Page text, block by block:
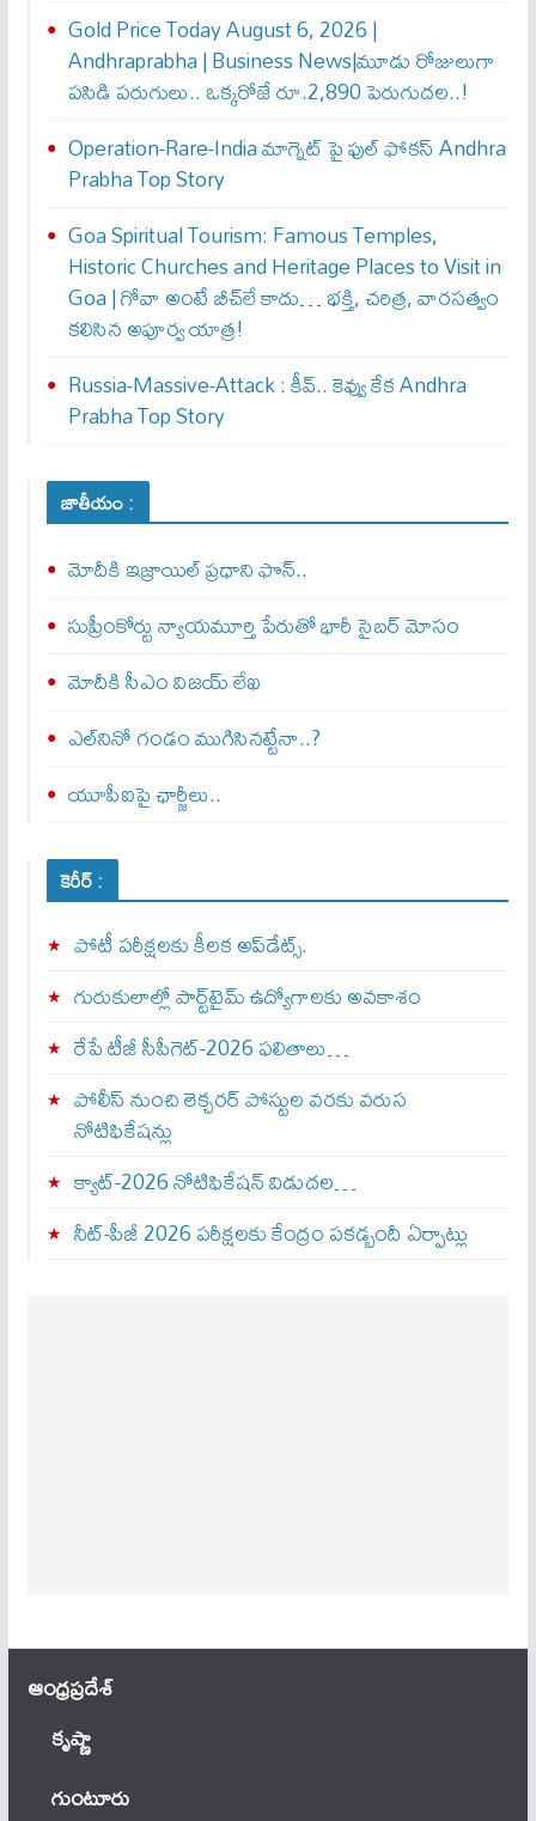
Gold Price Today August 6, 2026 |
Andhraprabha | Business News|మూడు రోజులుగా
పసిడి పరుగులు.. ఒక్కరోజే రూ.2,890 పెరుగుద‌ల‌..!
Operation-Rare-India మాగ్నెట్ పై ఫుల్ ఫోక‌స్ Andhra
Prabha Top Story
Goa Spiritual Tourism: Famous Temples,
Historic Churches and Heritage Places to Visit in
Goa | గోవా అంటే బీచ్‌లే కాదు… భక్తి, చరిత్ర, వారసత్వం
కలిసిన అపూర్వ యాత్ర!
Russia-Massive-Attack : కీవ్‌.. కెవ్వు కేక‌ Andhra
Prabha Top Story
జాతీయం :
మోదీకి ఇజ్రాయిల్ ప్ర‌ధాని ఫొన్..
సుప్రీంకోర్టు న్యాయమూర్తి పేరుతో భారీ సైబర్ మోసం
మోదీకి సీఎం విజయ్ లేఖ
ఎల్‌నినో గండం ముగిసినట్టేనా..?
యూపీఐపై ఛార్జీలు..
కెరీర్ :
పోటీ పరీక్షలకు కీలక అప్‌డేట్స్.
గురుకులాల్లో పార్ట్‌టైమ్ ఉద్యోగాలకు అవకాశం
రేపే టీజీ సీపీగెట్‌-2026 ఫలితాలు…
పోలీస్ నుంచి లెక్చరర్ పోస్టుల వరకు వరుస
నోటిఫికేషన్లు
క్యాట్-2026 నోటిఫికేషన్ విడుదల…
నీట్-పీజీ 2026 పరీక్షలకు కేంద్రం పకడ్బందీ ఏర్పాట్లు
ఆంధ్ర‌ప్ర‌దేశ్
కృష్ణా
గుంటూరు